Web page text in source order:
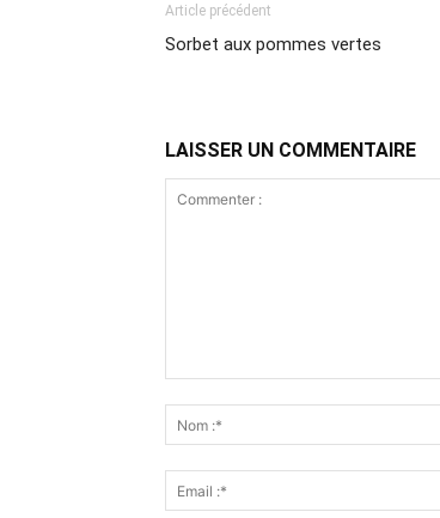
Article précédent
Sorbet aux pommes vertes
LAISSER UN COMMENTAIRE